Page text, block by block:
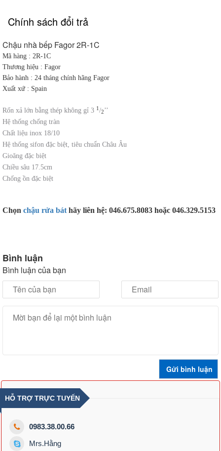
Chính sách đổi trả
Chậu nhà bếp Fagor 2R-1C
Mã hàng : 2R-1C
Thương hiệu : Fagor
Bảo hành : 24 tháng chính hãng Fagor
Xuất xứ : Spain
Rốn xả lớn bằng thép không gỉ 3 1 /2’’
Hệ thống chống tràn
Chất liệu inox 18/10
Hệ thống sifon đặc biệt, tiêu chuẩn Châu Âu
Gioăng đặc biệt
Chiều sâu 17.5cm
Chống ồn đặc biệt
Chọn chậu rửa bát hãy liên hệ: 046.675.8083 hoặc 046.329.5153
Bình luận
Bình luận của bạn
HỖ TRỢ TRỰC TUYẾN
0983.38.00.66
Mrs.Hằng